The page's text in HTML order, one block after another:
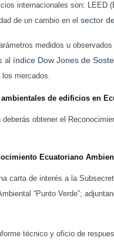
internacionales son: LEED
de un cambio en el sector
medidos u
al índice Dow Jones de
mercados.
de edificios en
obtener el
Ecuatoriano
carta de interés a la
“Punto Verde”;
técnico y oficio de